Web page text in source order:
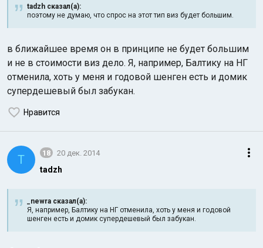
tadzh сказал(а):
поэтому не думаю, что спрос на этот тип виз будет большим.
в ближайшее время он в принципе не будет большим
и не в стоимости виз дело. Я, например, Балтику на НГ
отменила, хоть у меня и годовой шенген есть и домик
супердешевый был забукан.
Нравится
T 18 20 дек. 2014
tadzh
_newra сказал(а):
Я, например, Балтику на НГ отменила, хоть у меня и годовой
шенген есть и домик супердешевый был забукан.